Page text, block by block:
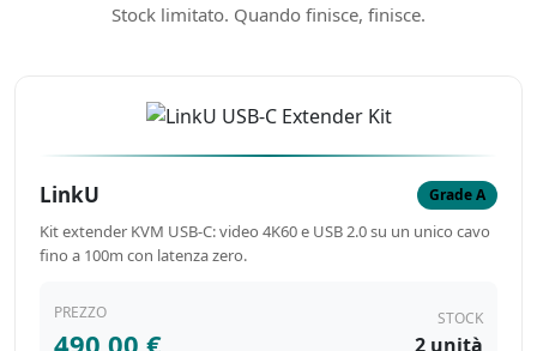
Stock limitato. Quando finisce, finisce.
LinkU Grade A
Kit extender KVM USB-C: video 4K60 e USB 2.0 su un unico cavo
fino a 100m con latenza zero.
PREZZO STOCK
2 unità